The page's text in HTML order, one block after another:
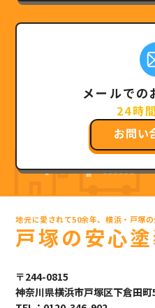
メールでの
24時
お問い
地元に愛されて50余年、横浜・戸塚
戸塚の安心
〒244-0815
神奈川県横浜市戸塚区下倉田